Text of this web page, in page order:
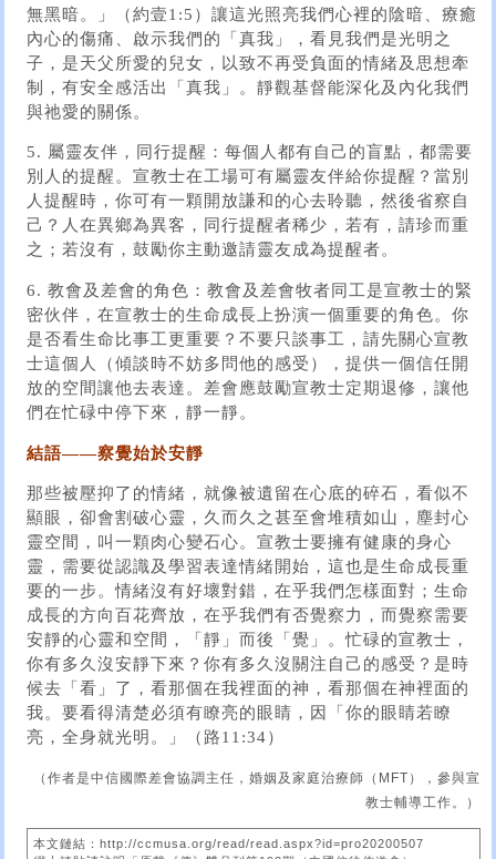
無黑暗。」（約壹1:5）讓這光照亮我們心裡的陰暗、療癒
內心的傷痛、啟示我們的「真我」，看見我們是光明之
子，是天父所愛的兒女，以致不再受負面的情緒及思想牽
制，有安全感活出「真我」。靜觀基督能深化及內化我們
與祂愛的關係。
5. 屬靈友伴，同行提醒：每個人都有自己的盲點，都需要
別人的提醒。宣教士在工場可有屬靈友伴給你提醒？當別
人提醒時，你可有一顆開放謙和的心去聆聽，然後省察自
己？人在異鄉為異客，同行提醒者稀少，若有，請珍而重
之；若沒有，鼓勵你主動邀請靈友成為提醒者。
6. 教會及差會的角色：教會及差會牧者同工是宣教士的緊
密伙伴，在宣教士的生命成長上扮演一個重要的角色。你
是否看生命比事工更重要？不要只談事工，請先關心宣教
士這個人（傾談時不妨多問他的感受），提供一個信任開
放的空間讓他去表達。差會應鼓勵宣教士定期退修，讓他
們在忙碌中停下來，靜一靜。
結語——察覺始於安靜
那些被壓抑了的情緒，就像被遺留在心底的碎石，看似不
顯眼，卻會割破心靈，久而久之甚至會堆積如山，塵封心
靈空間，叫一顆肉心變石心。宣教士要擁有健康的身心
靈，需要從認識及學習表達情緒開始，這也是生命成長重
要的一步。情緒沒有好壞對錯，在乎我們怎樣面對；生命
成長的方向百花齊放，在乎我們有否覺察力，而覺察需要
安靜的心靈和空間，「靜」而後「覺」。忙碌的宣教士，
你有多久沒安靜下來？你有多久沒關注自己的感受？是時
候去「看」了，看那個在我裡面的神，看那個在神裡面的
我。要看得清楚必須有瞭亮的眼睛，因「你的眼睛若瞭
亮，全身就光明。」（路11:34）
（作者是中信國際差會協調主任，婚姻及家庭治療師（MFT），參與宣
教士輔導工作。）
本文鏈結：http://ccmusa.org/read/read.aspx?id=pro20200507